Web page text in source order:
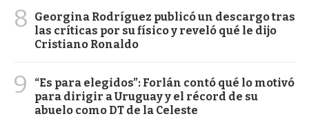
8
Georgina Rodríguez publicó un descargo tras
las críticas por su físico y reveló qué le dijo
Cristiano Ronaldo
9
“Es para elegidos”: Forlán contó qué lo motivó
para dirigir a Uruguay y el récord de su
abuelo como DT de la Celeste